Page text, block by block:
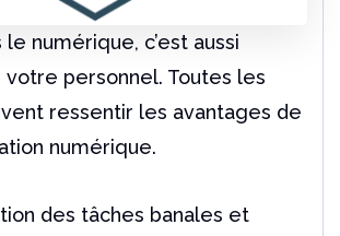
le numérique, c’est aussi
votre personnel. Toutes les
ressentir les avantages de
numérique.
des tâches banales et